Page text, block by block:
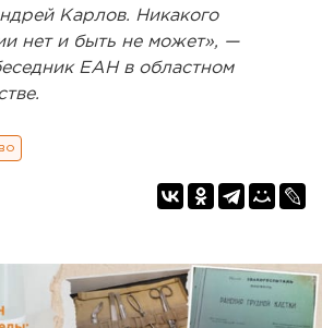
Карлов. Никакого
нет и быть не может», —
ЕАН в областном